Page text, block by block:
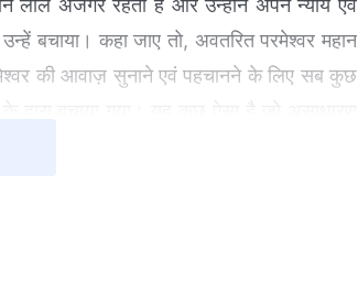
लाल अजगर रहता है और उन्होंने अपने न्याय एवं
बचाया। कहा जाए तो, अवतरित परमेश्वर महान
की आवाज़ सुनाने एवं पहचानने के लिए सब कुछ
को बचाने के लिए कार्य करते हैं, जिसका अर्थ है
दिनों के महान सफेद सिंहासन के न्याय को आगे